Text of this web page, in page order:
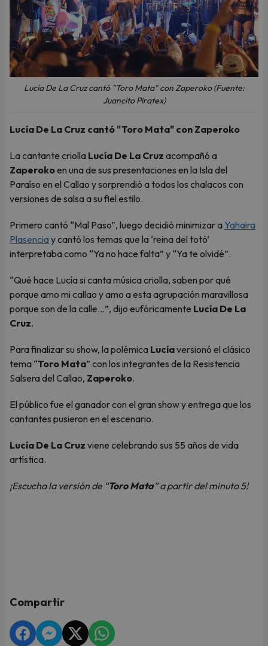
Lucía De La Cruz cantó "Toro Mata" con Zaperoko (Fuente:
Juancito Piratex)
Lucía De La Cruz cantó "Toro Mata" con Zaperoko
La cantante criolla Lucía De La Cruz acompañó a
Zaperokoen una de sus presentaciones en la Isla del
Paraíso en el Callao y sorprendió a todos los chalacos con
versiones de salsa a su fiel estilo.
Primero cantó “Mal Paso”, luego decidió minimizar a Yahaira
Plasenciay cantó los temas que la ‘reina del totó’
interpretaba como “Ya no hace falta” y “Ya te olvidé”.
“Qué hace Lucía si canta música criolla, saben por qué
porque amo mi callao y amo a esta agrupación maravillosa
porque son de la calle…”, dijo eufóricamente Lucía De La
Cruz.
Para finalizar su show, la polémica Lucíaversionó el clásico
tema “Toro Mata” con los integrantes de la Resistencia
Salsera del Callao, Zaperoko.
El público fue el ganador con el gran show y entrega que los
cantantes pusieron en el escenario.
Lucía De La Cruz viene celebrando sus 55 años de vida
artística.
¡Escucha la versión de “Toro Mata” a partir del minuto 5!
Compartir